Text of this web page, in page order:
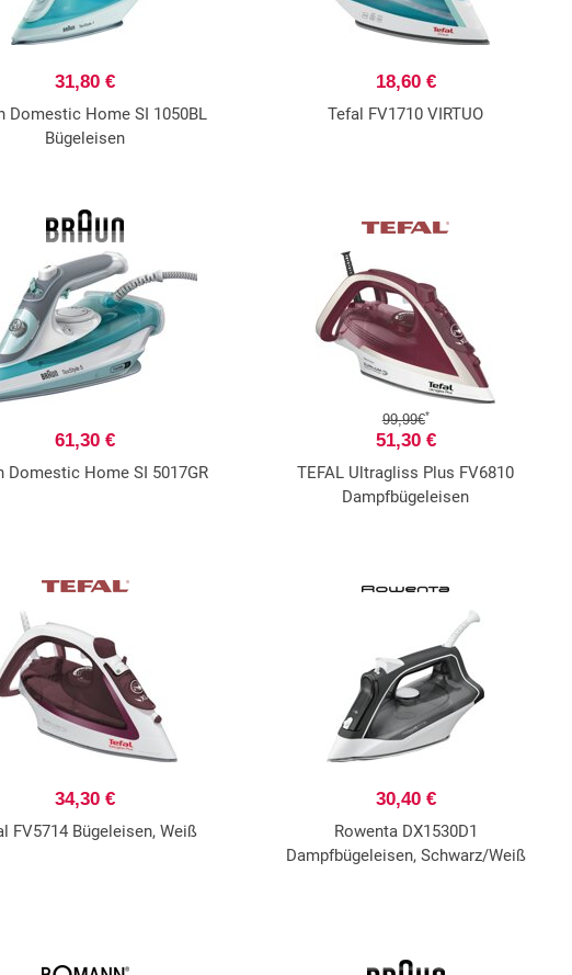
31,80 €
Domestic Home SI 1050BL
Bügeleisen
18,60 €
Tefal FV1710 VIRTUO
61,30 €
Domestic Home SI 5017GR
99,99€*
51,30 €
TEFAL Ultragliss Plus FV6810
Dampfbügeleisen
34,30 €
FV5714 Bügeleisen, Weiß
30,40 €
Rowenta DX1530D1
Dampfbügeleisen, Schwarz/Weiß